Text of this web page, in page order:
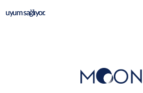
uyum sağlıyor.